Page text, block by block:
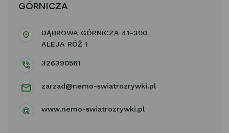
GÓRNICZA
DĄBROWA GÓRNICZA 41-300
ALEJA RÓŻ 1
326390561
zarzad@nemo-swiatrozrywki.pl
www.nemo-swiatrozrywki.pl